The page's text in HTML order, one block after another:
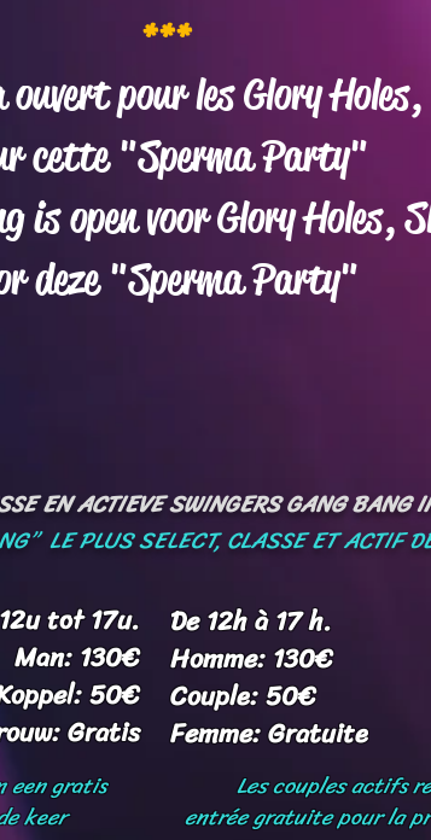
***
ouvert pour les Glory
cette "Sperma Party"
is open voor Glory Holes,
deze "Sperma Party"
EN ACTIEVE SWINGERS GANG BANG
LE PLUS SELECT, CLASSE ET ACTIF
een gratis
keer
tot 17u.
Man: 130€
50€
Gratis
De 12h à 17 h.
Homme: 130€
Couple: 50€
Femme: Gratuite
Les couples actifs
entrée gratuite pour la